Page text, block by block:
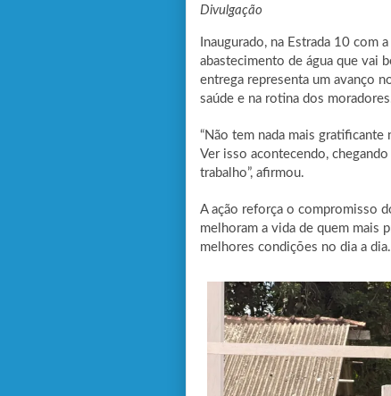
Divulgação
Inaugurado, na Estrada 10 com
abastecimento de água que vai
entrega representa um avanço
saúde e na rotina dos
“Não tem nada mais
Ver isso acontecendo,
trabalho”, afirmou.
A ação reforça o compromisso
melhoram a vida de quem mais
melhores condições no dia a dia.